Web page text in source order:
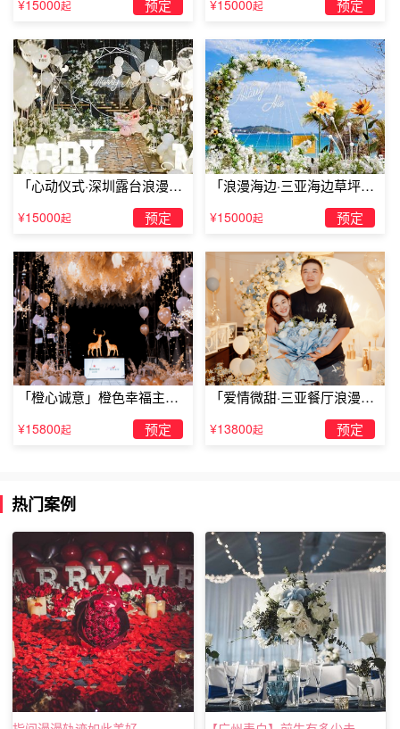
么是一杯酒解决不了的，如果有那就再来一杯！喝酒才不是
行：好喝+好看。也知道大多数小仙女不胜酒力，我们不断
片，微醺最美。
共有100张，满满的文艺风格，每一首诗都精挑细选过，兼
备经典和小众，莫兰蒂色的运用更是使得礼盒整体非常治
愈，是一款睡前能够放松身心的“诗集”。
¥15000起 预定 ¥15000起 预定
「心动仪式·深圳露台浪漫求
¥15000起 预定
「浪漫海边·三亚海边草坪浪
¥15000起 预定
「橙心诚意」橙色幸福主题
露台求婚
¥15800起 预定
「爱情微甜·三亚餐厅浪漫求
婚」
¥13800起 预定
热门案例